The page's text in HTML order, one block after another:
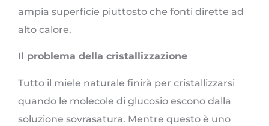
ampia superficie piuttosto che fonti dirette ad
alto calore.
Il problema della cristallizzazione
Tutto il miele naturale finirà per cristallizzarsi
quando le molecole di glucosio escono dalla
soluzione sovrasatura. Mentre questo è uno